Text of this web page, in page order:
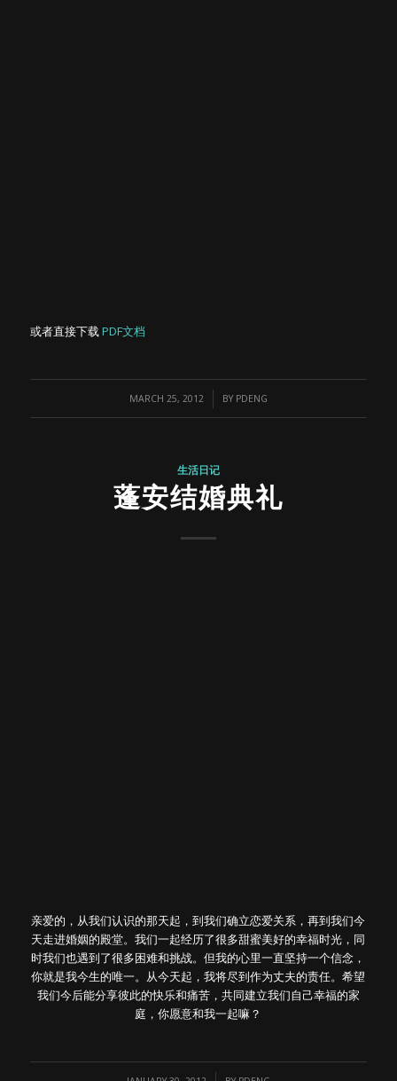
或者直接下载 PDF文档
MARCH 25, 2012
/ BY PDENG
生活日记
蓬安结婚典礼
亲爱的，从我们认识的那天起，到我们确立恋爱关系，再到我们今
天走进婚姻的殿堂。我们一起经历了很多甜蜜美好的幸福时光，同
时我们也遇到了很多困难和挑战。但我的心里一直坚持一个信念，
你就是我今生的唯一。从今天起，我将尽到作为丈夫的责任。希望
我们今后能分享彼此的快乐和痛苦，共同建立我们自己幸福的家
庭，你愿意和我一起嘛？